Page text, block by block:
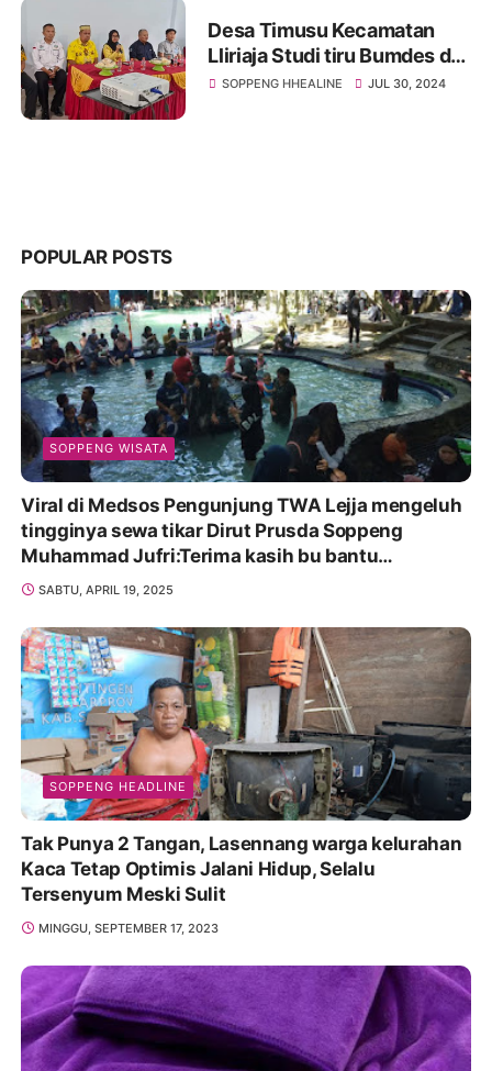
Desa Timusu Kecamatan
Lliriaja Studi tiru Bumdes di
di desa Panincong
SOPPENG HHEALINE JUL 30, 2024
POPULAR POSTS
SOPPENG WISATA
Viral di Medsos Pengunjung TWA Lejja mengeluh
tingginya sewa tikar Dirut Prusda Soppeng
Muhammad Jufri:Terima kasih bu bantu
Promosikan
SABTU, APRIL 19, 2025
SOPPENG HEADLINE
Tak Punya 2 Tangan, Lasennang warga kelurahan
Kaca Tetap Optimis Jalani Hidup, Selalu
Tersenyum Meski Sulit
MINGGU, SEPTEMBER 17, 2023